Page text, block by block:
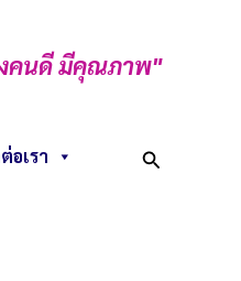
งคนดี มีคุณภาพ"
อเรา Search